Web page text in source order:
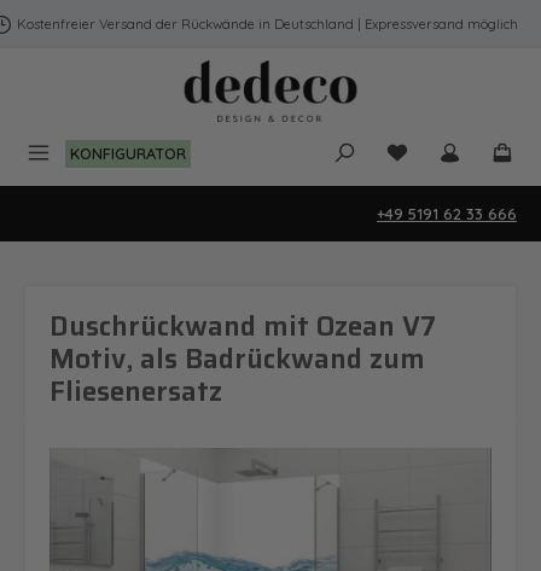
Zum Hauptinhalt springen
Kostenfreier Versand der Rückwände in Deutschland | Expressversand möglich
KONFIGURATOR Du hast 0
+49 5191 62 33 666
Duschrückwand mit Ozean V7
Motiv, als Badrückwand zum
Fliesenersatz